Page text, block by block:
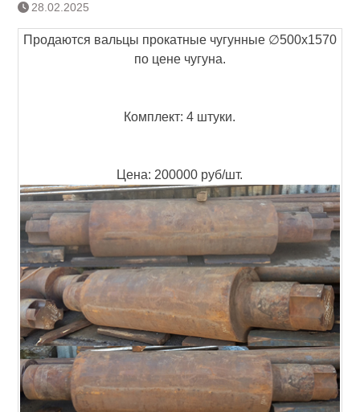
28.02.2025
Продаются вальцы прокатные чугунные ∅500х1570
по цене чугуна.
Комплект: 4 штуки.
Цена: 200000 руб/шт.